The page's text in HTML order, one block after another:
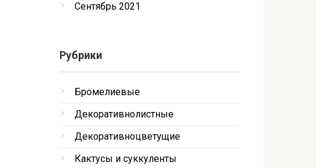
Сентябрь 2021
Рубрики
Бромелиевые
Декоративнолистные
Декоративноцветущие
Кактусы и суккуленты